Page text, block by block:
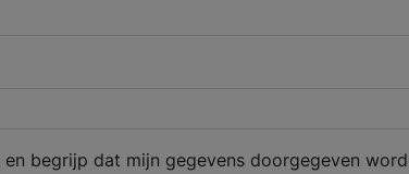
en begrijp dat mijn gegevens doorgegeven